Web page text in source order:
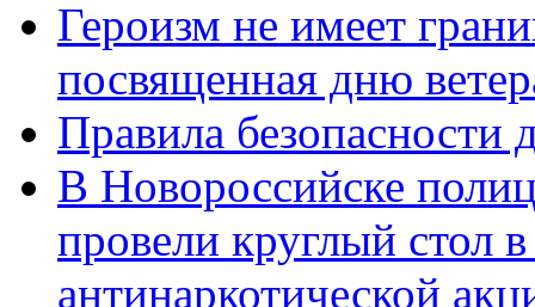
Героизм не имеет
посвященная дню
Правила безопасности
В Новороссийске
провели круглый стол
антинаркотической